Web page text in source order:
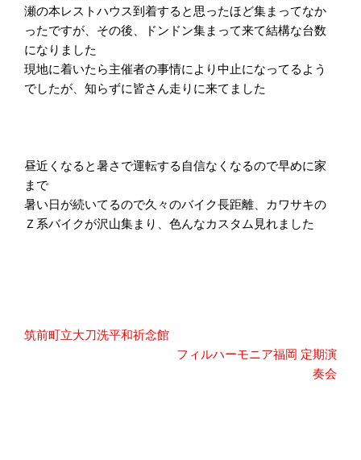
瀬の本レストハウス到着すると思ったほど集まってなか
ったですが、その後、ドンドン集まって来て結構な台数
になりました
現地に着いたら主催者の事情により中止になってるよう
でしたが、知らずに皆さん走りに来てました
昼近くなると暑さで運転する自信なくなるので早めに家
まで
暑い日が続いてるので久々のバイク長距離、カワサキの
Ｚ系バイクが沢山集まり、色んなカスタム見れました
投筑前町立大刀洗平和祈念館
フィルハーモニア福岡 定期演
奏会